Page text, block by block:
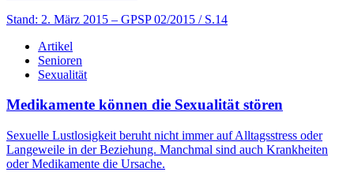
Stand: 2. März 2015 – GPSP 02/2015 / S.14
Artikel
Senioren
Sexualität
Medikamente können die Sexualität stören
Sexuelle Lustlosigkeit beruht nicht immer auf Alltagsstress oder
Langeweile in der Beziehung. Manchmal sind auch Krankheiten
oder Medikamente die Ursache.